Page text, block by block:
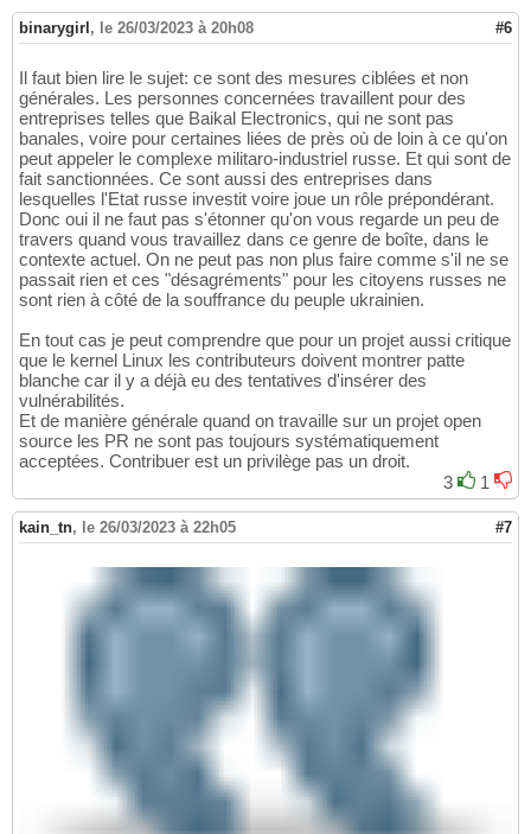
binarygirl , le 26/03/2023 à 20h08 #6
Il faut bien lire le sujet: ce sont des mesures ciblées et non
générales. Les personnes concernées travaillent pour des
entreprises telles que Baikal Electronics, qui ne sont pas
banales, voire pour certaines liées de près où de loin à ce qu'on
peut appeler le complexe militaro-industriel russe. Et qui sont de
fait sanctionnées. Ce sont aussi des entreprises dans
lesquelles l'Etat russe investit voire joue un rôle prépondérant.
Donc oui il ne faut pas s'étonner qu'on vous regarde un peu de
travers quand vous travaillez dans ce genre de boîte, dans le
contexte actuel. On ne peut pas non plus faire comme s'il ne se
passait rien et ces "désagréments" pour les citoyens russes ne
sont rien à côté de la souffrance du peuple ukrainien.
En tout cas je peut comprendre que pour un projet aussi critique
que le kernel Linux les contributeurs doivent montrer patte
blanche car il y a déjà eu des tentatives d'insérer des
vulnérabilités.
Et de manière générale quand on travaille sur un projet open
source les PR ne sont pas toujours systématiquement
acceptées. Contribuer est un privilège pas un droit.
3
1
kain_tn, le 26/03/2023 à 22h05 #7